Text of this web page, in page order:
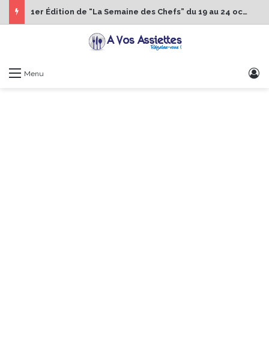
1er Édition de “La Semaine des Chefs” du 19 au 24 octobre 2026
Menu